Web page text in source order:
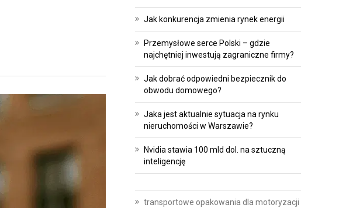
Jak konkurencja zmienia rynek energii
Przemysłowe serce Polski – gdzie
najchętniej inwestują zagraniczne firmy?
Jak dobrać odpowiedni bezpiecznik do
obwodu domowego?
Jaka jest aktualnie sytuacja na rynku
nieruchomości w Warszawie?
Nvidia stawia 100 mld dol. na sztuczną
inteligencję
transportowe opakowania dla motoryzacji